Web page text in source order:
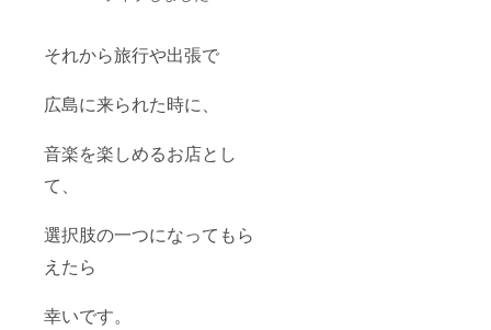
それから旅行や出張で
広島に来られた時に、
音楽を楽しめるお店とし
て、
選択肢の一つになってもら
えたら
幸いです。